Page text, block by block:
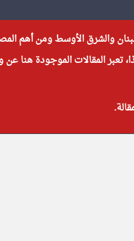
والشرق الأوسط ومن أهم
المقالات الموجودة هنا عن